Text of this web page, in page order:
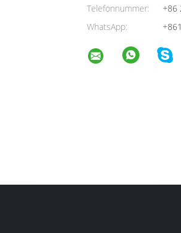
Telefonnummer:
+86
WhatsApp: